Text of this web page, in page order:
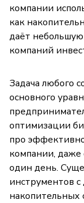
компании
как
даёт
компаний
Задача любого
основного
оптимизации
про
компании, даже
один день.
инструментов
накопительных